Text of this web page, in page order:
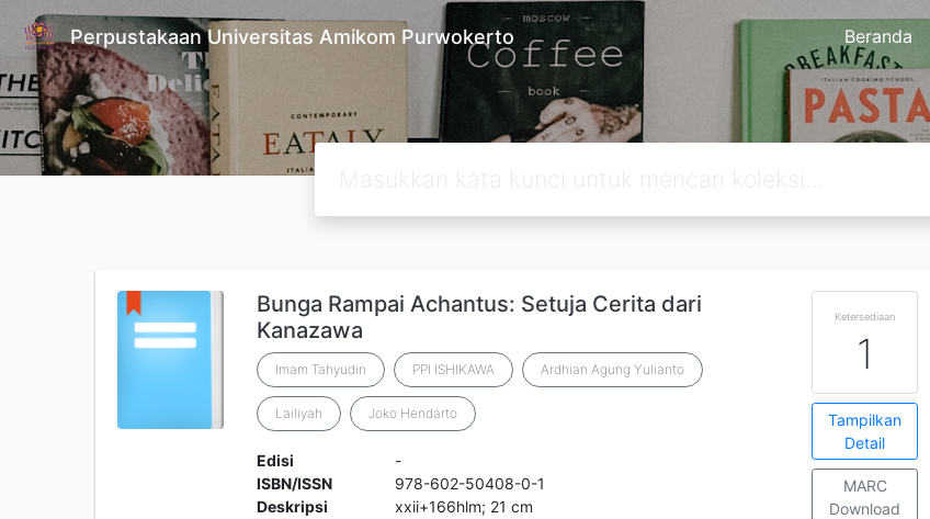
Perpustakaan Universitas Amikom Purwokerto Beranda
Bunga Rampai Achantus: Setuja Cerita dari
Kanazawa
Imam Tahyudin PPI ISHIKAWA Ardhian Agung Yulianto
Lailiyah Joko Hendarto
Edisi
-
ISBN/ISSN
978-602-50408-0-1
Deskripsi
xxii+166hlm; 21 cm
Ketersediaan
1
Tampilkan
Detail
MARC
Download